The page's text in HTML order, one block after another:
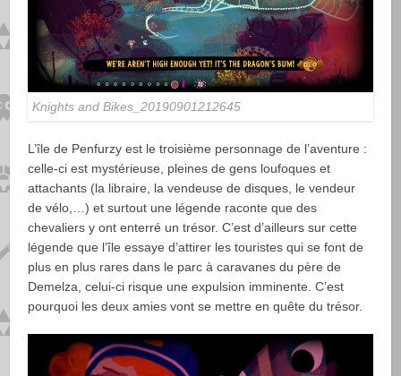
Knights and Bikes_20190901212645
L’île de Penfurzy est le troisième personnage de l’aventure :
celle-ci est mystérieuse, pleines de gens loufoques et
attachants (la libraire, la vendeuse de disques, le vendeur
de vélo,…) et surtout une légende raconte que des
chevaliers y ont enterré un trésor. C’est d’ailleurs sur cette
légende que l’île essaye d’attirer les touristes qui se font de
plus en plus rares dans le parc à caravanes du père de
Demelza, celui-ci risque une expulsion imminente. C’est
pourquoi les deux amies vont se mettre en quête du trésor.